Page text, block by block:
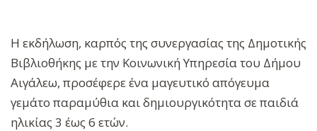
Η εκδήλωση, καρπός της συνεργασίας της Δημοτικής
Βιβλιοθήκης με την Κοινωνική Υπηρεσία του Δήμου
Αιγάλεω, προσέφερε ένα μαγευτικό απόγευμα
γεμάτο παραμύθια και δημιουργικότητα σε παιδιά
ηλικίας 3 έως 6 ετών.